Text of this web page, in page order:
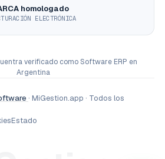
homologado
ELECTRÓNICA
verificado comoSoftware ERP en
Argentina
· MiGestion.app · Todos los
Estado